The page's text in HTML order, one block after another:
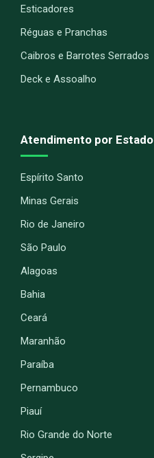
Esticadores
Réguas e Pranchas
Caibros e Barrotes Serrados
Deck e Assoalho
Atendimento por Estado
Espírito Santo
Minas Gerais
Rio de Janeiro
São Paulo
Alagoas
Bahia
Ceará
Maranhão
Paraíba
Pernambuco
Piauí
Rio Grande do Norte